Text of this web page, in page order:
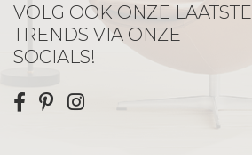
VOLG OOK ONZE LAATSTE
TRENDS VIA ONZE
SOCIALS!